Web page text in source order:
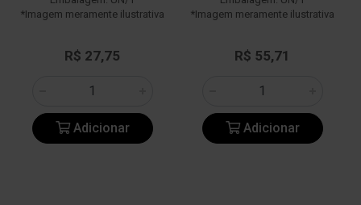
*Imagem meramente ilustrativa
R$ 27,75
Adicionar
*Imagem meramente ilustrativa
R$ 55,71
Adicionar